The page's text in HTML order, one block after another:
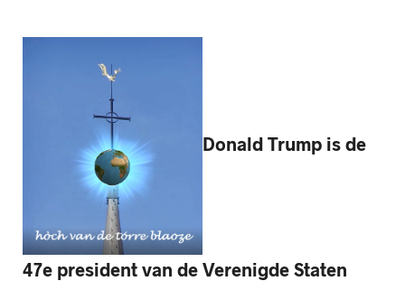
Donald Trump is de
47e president van de Verenigde Staten